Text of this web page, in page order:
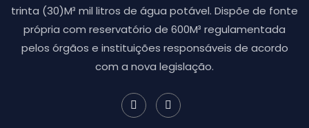
trinta (30)M³ mil litros de água potável. Dispõe de fonte
própria com reservatório de 600M³ regulamentada
pelos órgãos e instituições responsáveis de acordo
com a nova legislação.